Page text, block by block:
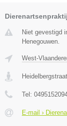
Niet gevestigd
Henegouwen.
West-
Tel:
E-mail ›